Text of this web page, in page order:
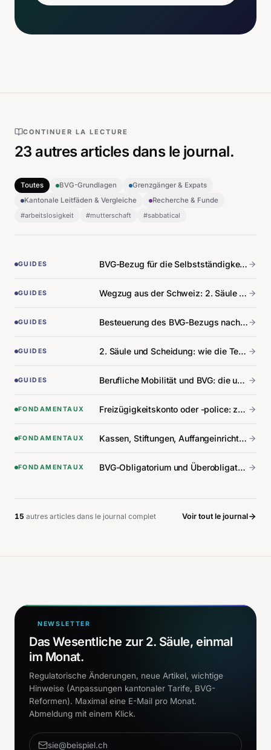
CONTINUER LA LECTURE
23 autres articlesdans le journal.
Toutes BVG-Grundlagen
Grenzgänger & Expats
Kantonale Leitfäden & Vergleiche
Recherche & Funde
#arbeitslosigkeit #mutterschaft #sabbatical
GUIDES BVG-Bezug für die Selbstständigkeit: Bedingungen und Verfahren.
GUIDES Wegzug aus der Schweiz: 2. Säule je nach Zielland beziehen.
GUIDES Besteuerung des BVG-Bezugs nach Kanton: die Übersicht der Differenzen.
GUIDES 2. Säule und Scheidung: wie die Teilung tatsächlich funktioniert.
GUIDES Berufliche Mobilität und BVG: die unsichtbare Zersplitterung.
FONDAMENTAUX Freizügigkeitskonto oder -police: zwischen beiden wählen.
FONDAMENTAUX Kassen, Stiftungen, Auffangeinrichtung BVG: wer macht was.
FONDAMENTAUX BVG-Obligatorium und Überobligatorium: der Unterschied, den alle verwechseln.
15 autres articles dans le journal complet Voir tout le journal
NEWSLETTER
Das Wesentliche zur 2. Säule, einmal
im Monat.
Regulatorische Änderungen, neue Artikel, wichtige
Hinweise (Anpassungen kantonaler Tarife, BVG-
Reformen). Maximal eine E-Mail pro Monat.
Abmeldung mit einem Klick.